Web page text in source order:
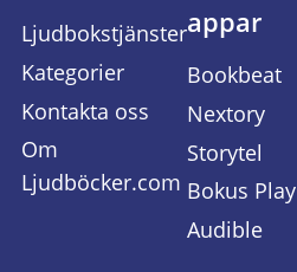
Ljudbokstjänster
Kategorier
Kontakta oss
Om
Ljudböcker.com
appar
Bookbeat
Nextory
Storytel
Bokus Play
Audible